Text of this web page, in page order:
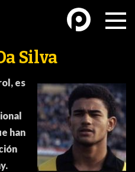
FÚTBOL FEMENINO
Silva
es
han